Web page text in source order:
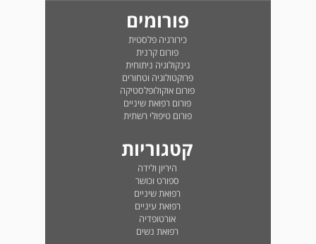
פורומים
כירורגיה פלסטית
פורום קרנית
גינקולוגיה ניתוחית
פרוקטולוגיה וטחורים
פורום אוקולופלסטיקה
פורום רפואת שיניים
פורום טיפולי רשתית
קטגוריות
היריון ולידה
ספורט וכושר
רפואת שיניים
רפואת עיניים
אורטופדיה
רפואת נשים